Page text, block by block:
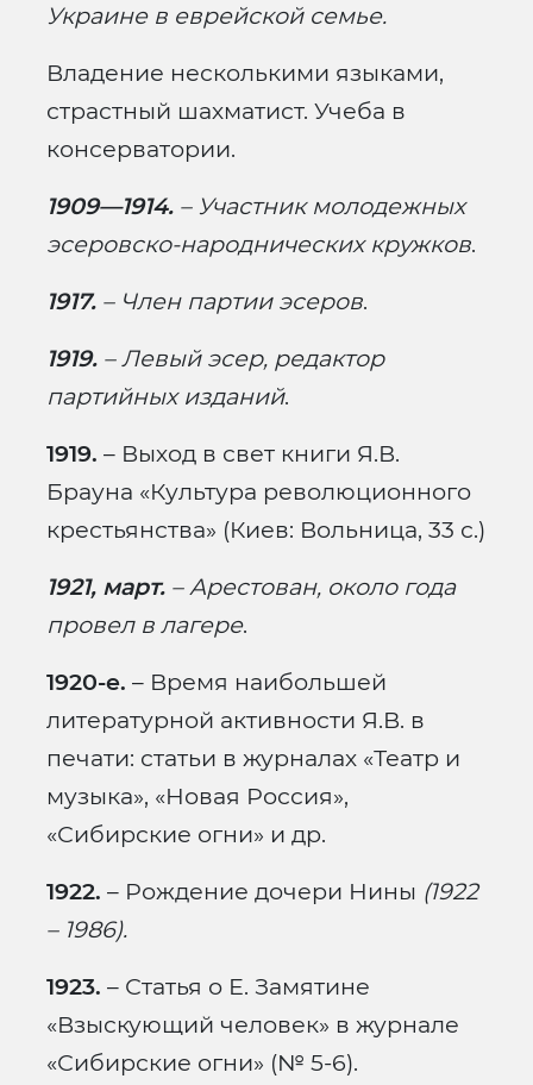
Украине в еврейской семье.
Владение несколькими языками,
страстный шахматист. Учеба в
консерватории.
1909—1914. – Участник молодежных
эсеровско-народнических кружков.
1917. – Член партии эсеров.
1919. – Левый эсер, редактор
партийных изданий.
1919. – Выход в свет книги Я.В.
Брауна «Культура революционного
крестьянства» (Киев: Вольница, 33 с.)
1921, март. – Арестован, около года
провел в лагере.
1920-е. – Время наибольшей
литературной активности Я.В. в
печати: статьи в журналах «Театр и
музыка», «Новая Россия»,
«Сибирские огни» и др.
1922. – Рождение дочери Нины (1922
– 1986).
1923. – Статья о Е. Замятине
«Взыскующий человек» в журнале
«Сибирские огни» (№ 5-6).